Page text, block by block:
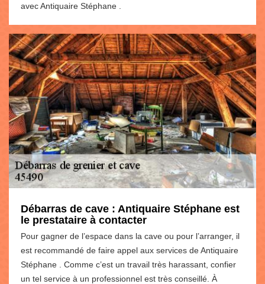
avec Antiquaire Stéphane .
Débarras de cave : Antiquaire Stéphane est
le prestataire à contacter
Pour gagner de l’espace dans la cave ou pour l’arranger, il
est recommandé de faire appel aux services de Antiquaire
Stéphane . Comme c’est un travail très harassant, confier
un tel service à un professionnel est très conseillé. À